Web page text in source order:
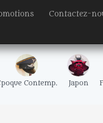
Contactez-
Contemp. Japon